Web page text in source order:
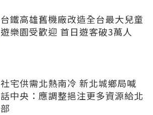
台鐵高雄舊機廠改造全台最大兒童
遊樂園受歡迎 首日遊客破3萬人
社宅供需北熱南冷 新北城鄉局喊
話中央：應調整挹注更多資源給北
部